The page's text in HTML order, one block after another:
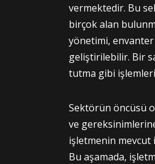
vermektedir. Bu
birçok alan
yönetimi,
geliştirilebilir. Bir
tutma gibi
Sektörün öncüsü
ve
işletmenin mevcut
Bu aşamada,